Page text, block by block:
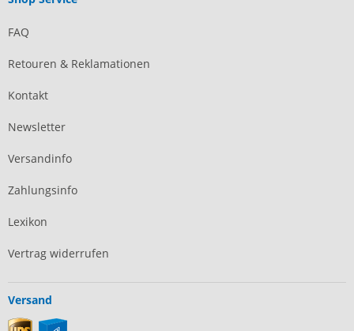
FAQ
Retouren & Reklamationen
Kontakt
Newsletter
Versandinfo
Zahlungsinfo
Lexikon
Vertrag widerrufen
Versand